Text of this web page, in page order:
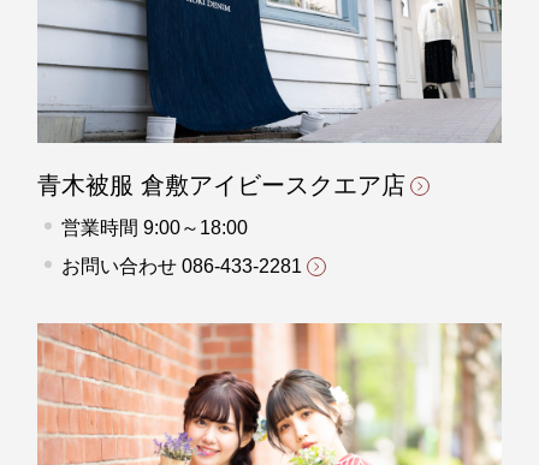
青木被服 倉敷アイビースクエア店
営業時間 9:00～18:00
お問い合わせ086-433-2281